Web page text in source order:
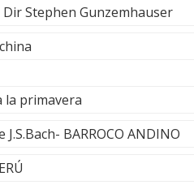
Stephen Gunzemhauser
la primavera
BARROCO ANDINO